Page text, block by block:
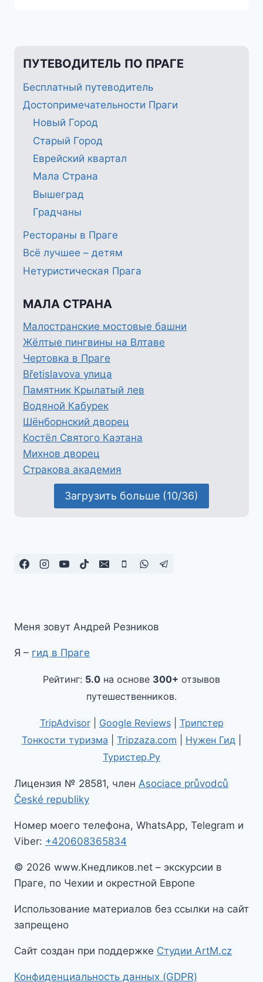
ПУТЕВОДИТЕЛЬ ПО ПРАГЕ
Бесплатный путеводитель
Достопримечательности Праги
Новый Город
Старый Город
Еврейский квартал
Мала Страна
Вышеград
Градчаны
Рестораны в Праге
Всё лучшее – детям
Нетуристическая Прага
МАЛА СТРАНА
Малостранские мостовые башни
Жёлтые пингвины на Влтаве
Чертовка в Праге
Břetislavova улица
Памятник Крылатый лев
Водяной Кабурек
Шёнборнский дворец
Костёл Святого Каэтана
Михнов дворец
Стракова академия
Загрузить больше (10/36)
Меня зовут Андрей Резников
Я – гид в Праге
Рейтинг: 5.0 на основе 300+ отзывов
путешественников.
TripAdvisor| Google Reviews| Трипстер
Тонкости туризма
Tripzaza.com Нужен Гид
Туристер.Ру
Лицензия № 28581, член Asociace průvodců
České republiky
Номер моего телефона, WhatsApp, Telegram и
Viber: +420608365834
© 2026 www.Кнедликов.net – экскурсии в
Праге, по Чехии и окрестной Европе
Использование материалов без ссылки на сайт
запрещено
Сайт создан при поддержке Студии ArtM.cz
Конфиденциальность данных (GDPR)